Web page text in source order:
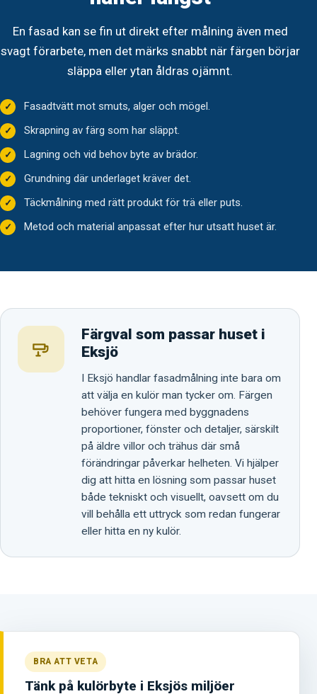
En fasad kan se fin ut direkt efter målning även med
svagt förarbete, men det märks snabbt när färgen börjar
släppa eller ytan åldras ojämnt.
Fasadtvätt mot smuts, alger och mögel.
Skrapning av färg som har släppt.
Lagning och vid behov byte av brädor.
Grundning där underlaget kräver det.
Täckmålning med rätt produkt för trä eller puts.
Metod och material anpassat efter hur utsatt huset är.
Färgval som passar huset i
Eksjö
I Eksjö handlar fasadmålning inte bara om
att välja en kulör man tycker om. Färgen
behöver fungera med byggnadens
proportioner, fönster och detaljer, särskilt
på äldre villor och trähus där små
förändringar påverkar helheten. Vi hjälper
dig att hitta en lösning som passar huset
både tekniskt och visuellt, oavsett om du
vill behålla ett uttryck som redan fungerar
eller hitta en ny kulör.
BRA ATT VETA
Tänk på kulörbyte i Eksjös miljöer